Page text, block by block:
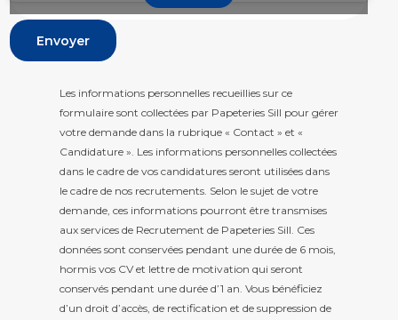
Envoyer
Les informations personnelles recueillies sur ce
formulaire sont collectées par Papeteries Sill pour gérer
votre demande dans la rubrique « Contact » et «
Candidature ». Les informations personnelles collectées
dans le cadre de vos candidatures seront utilisées dans
le cadre de nos recrutements. Selon le sujet de votre
demande, ces informations pourront être transmises
aux services de Recrutement de Papeteries Sill. Ces
données sont conservées pendant une durée de 6 mois,
hormis vos CV et lettre de motivation qui seront
conservés pendant une durée d’1 an. Vous bénéficiez
d’un droit d’accès, de rectification et de suppression de